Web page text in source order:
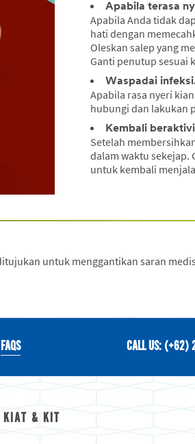
Apabila terasa
Apabila Anda tidak
hati dengan
Oleskan salep yang
Ganti penutup sesuai
Waspadai
Apabila rasa nyeri
hubungi dan lakukan
Kembali
Setelah
dalam waktu sekejap.
untuk kembali
untuk menggantikan saran
FAQS CALL US:
KIAT & KIT